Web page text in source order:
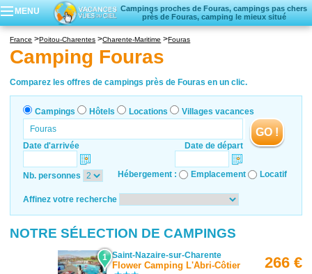
MENU
Campings proches de Fouras, campings pas chers
près de Fouras, camping le mieux situé
Locations vacances
Villages vacances
France Poitou-Charentes Charente-Maritime Fouras
Camping Fouras
Comparez les offres de campings près de Fouras en un clic.
Campings Hôtels Locations Villages vacances
Date d'arrivée Date de départ
GO !
Nb. personnes Hébergement : Emplacement Locatif
Affinez votre recherche
NOTRE SÉLECTION DE CAMPINGS
1 Saint-Nazaire-sur-Charente
Flower Camping L'Abri-Côtier 266 €